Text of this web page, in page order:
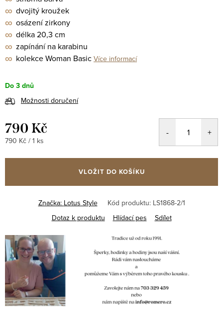
∞ dvojitý kroužek
∞ osázení zirkony
∞ délka 20,3 cm
∞ zapínání na karabinu
∞ kolekce Woman Basic Více informací
Do 3 dnů
Možnosti doručení
790 Kč
Měrná
790 Kč / 1 ks
VLOŽIT DO KOŠÍKU
Značka: Lotus Style Kód produktu: LS1868-2/1
Dotaz k produktu
Hlídací pes Sdílet